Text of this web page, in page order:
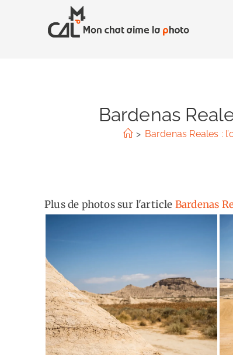
Bardenas
> Bardenas Reales :
Plus de photos sur l'article Bardenas